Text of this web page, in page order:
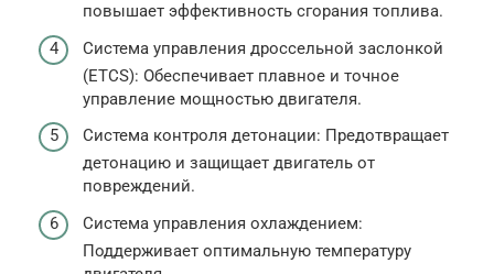
повышает эффективность сгорания топлива.
Система управления дроссельной заслонкой
(ETCS): Обеспечивает плавное и точное
управление мощностью двигателя.
Система контроля детонации: Предотвращает
детонацию и защищает двигатель от
повреждений.
Система управления охлаждением:
Поддерживает оптимальную температуру